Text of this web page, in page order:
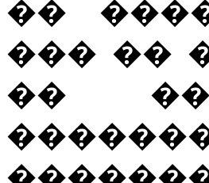
��
��� ��
��